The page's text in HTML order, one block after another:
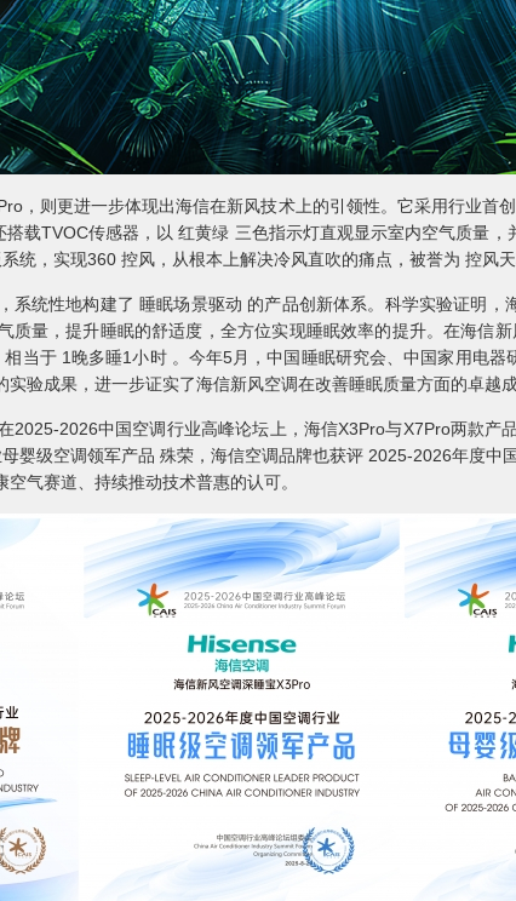
，则更进一步体现出海信在新风技术上的引领性。它采用行业首
载TVOC传感器，以 红黄绿 三色指示灯直观显示室内空气质量
统，实现360 控风，从根本上解决冷风直吹的痛点，被誉为 控风天
系统性地构建了 睡眠场景驱动 的产品创新体系。科学实验证明，
质量，提升睡眠的舒适度，全方位实现睡眠效率的提升。在海信
当于 1晚多睡1小时 。今年5月，中国睡眠研究会、中国家用电器
验成果，进一步证实了海信新风空调在改善睡眠质量方面的卓越成
2025-2026中国空调行业高峰论坛上，海信X3Pro与X7Pro两款产
婴级空调领军产品 殊荣，海信空调品牌也获评 2025-2026年度中
气赛道、持续推动技术普惠的认可。